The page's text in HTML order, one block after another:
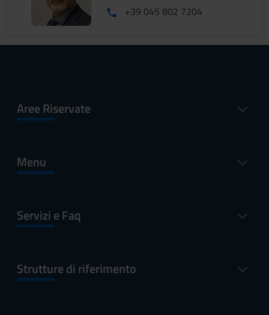
+39 045 802 7204
Aree Riservate
Menu
Servizi e Faq
Strutture di riferimento